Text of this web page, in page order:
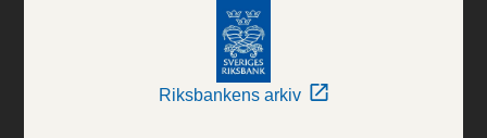
Riksbankens arkiv